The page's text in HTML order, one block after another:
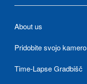
About us
Pridobite svojo kamero
Time-Lapse Gradbišč